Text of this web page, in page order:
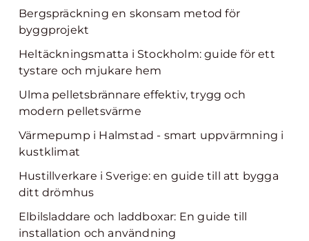
Bergspräckning en skonsam metod för
byggprojekt
Heltäckningsmatta i Stockholm: guide för ett
tystare och mjukare hem
Ulma pelletsbrännare effektiv, trygg och
modern pelletsvärme
Värmepump i Halmstad - smart uppvärmning i
kustklimat
Hustillverkare i Sverige: en guide till att bygga
ditt drömhus
Elbilsladdare och laddboxar: En guide till
installation och användning